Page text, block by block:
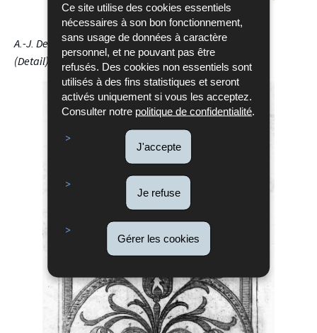
Ce site utilise des cookies essentiels
nécessaires à son bon fonctionnement,
sans usage de données à caractère
personnel, et ne pouvant pas être
refusés. Des cookies non essentiels sont
utilisés à des fins statistiques et seront
activés uniquement si vous les acceptez.
Consulter notre politique de confidentialité
J'accepte
Je refuse
Gérer les cookies
A.-J. Dezallier d’Argenville, 1709, „Parterre à l’Angloise“
(Detail)